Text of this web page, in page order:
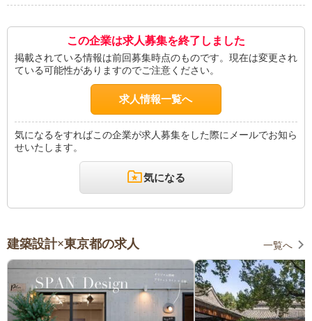
この企業は求人募集を終了しました
掲載されている情報は前回募集時点のものです。現在は変更され
ている可能性がありますのでご注意ください。
求人情報一覧へ
気になるをすればこの企業が求人募集をした際にメールでお知ら
せいたします。
気になる
建築設計×東京都の求人 一覧へ